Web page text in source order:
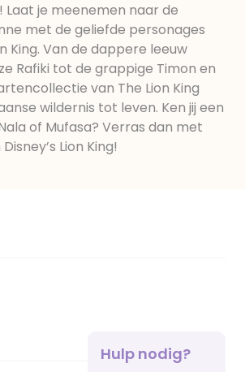
Laat je meenemen naar de
met de geliefde personages
King. Van de dappere leeuw
Rafiki tot de grappige Timon en
van The Lion King
wildernis tot leven. Ken jij een
of Mufasa? Verras dan met
Lion King!
Hulp nodig?